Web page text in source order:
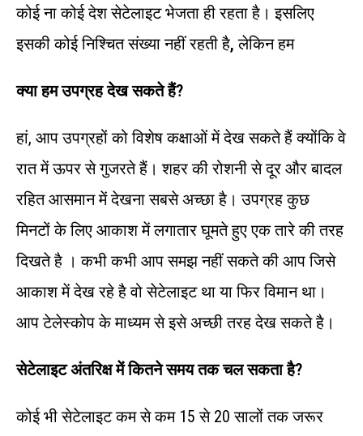
कोई ना कोई देश सेटेलाइट भेजता ही रहता है। इसलिए
इसकी कोई निश्‍चित संख्‍या नहीं रहती है,लेकिन हम
क्या हम उपग्रह देख सकते हैं?
हां, आप उपग्रहों को विशेष कक्षाओं में देख सकते हैं क्योंकि वे
रात में ऊपर से गुजरते हैं। शहर की रोशनी से दूर और बादल
रहित आसमान में देखना सबसे अच्छा है। उपग्रह कुछ
मिनटों के लिए आकाश में लगातार घूमते हुए एक तारे की तरह
दिखते है । कभी कभी आप समझ नहीं सकते की आप जिसे
आकाश में देख रहे है वो सेटेलाइट था या फिर विमान था।
आप टेलेस्कोप के माध्यम से इसे अच्छी तरह देख सकते है।
सेटेलाइट अंतरिक्ष में कितने समय तक चल सकता है?
कोई भी सेटेलाइट कम से कम 15 से 20 सालों तक जरूर